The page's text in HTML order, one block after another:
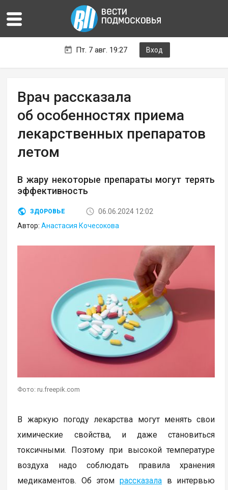
Пт. 7 авг. 19:27 Вход
Врач рассказала
об особенностях приема
лекарственных препаратов
летом
В жару некоторые препараты могут терять
эффективность
ЗДОРОВЬЕ
06.06.2024 12:02
Автор:Анастасия Кочесокова
Фото: ru.freepik.com
В жаркую погоду лекарства могут менять свои
химические свойства, и даже становиться
токсичными. Поэтому при высокой температуре
воздуха надо соблюдать правила хранения
медикаментов. Об этомрассказала в интервью